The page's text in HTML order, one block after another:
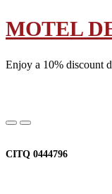
MOTEL
Enjoy a 10% discount
CITQ 0444796